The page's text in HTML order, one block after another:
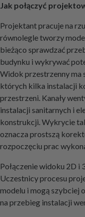
Jak połączyć
Projektant pracuje na
równolegle tworzy
bieżąco sprawdzać
budynku i wykrywać
Widok przestrzenny ma
których kilka instalacji
przestrzeni. Kanały
instalacji sanitarnych i
konstrukcji. Wykrycie
oznacza prostszą
rozpoczęciu prac
Połączenie widoku 2D
Uczestnicy procesu
modelu i mogą szybciej
na przebieg instalacji